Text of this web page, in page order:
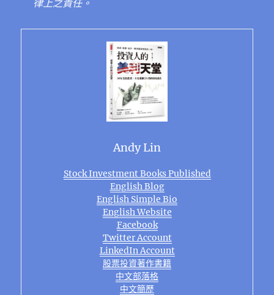
律上之責任。
Andy Lin
Stock Investment Books Published
English Blog
English Simple Bio
English Website
Facebook
Twitter Account
LinkedIn Account
股票投資著作書籍
中文部落格
中文簡歷